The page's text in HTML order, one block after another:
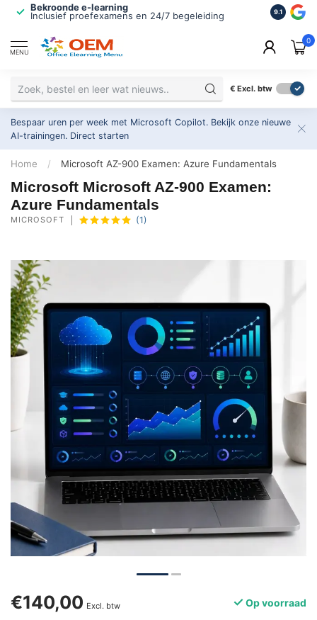
Bekroonde e-learning
Inclusief proefexamens en 24/7 begeleiding
ISO
2.500+
9.1
MENU
0
€ Excl. btw
Bespaar uren per week met Microsoft Copilot. Bekijk onze nieuwe
AI-trainingen. Direct starten
Home / Microsoft AZ-900 Examen: Azure Fundamentals
Microsoft Microsoft AZ-900 Examen:
Azure Fundamentals
MICROSOFT (1)
€140,00 Excl. btw Op voorraad